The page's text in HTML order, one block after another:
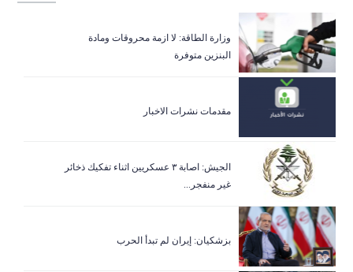
وزارة الطاقة: لا ازمة محروقات ومادة
البنزين متوفرة
مقدمات نشرات الاخبار
الجيش: اصابة ٣ عسكريين اثناء تفكيك ذخائر
غير منفجر...
بزشكيان: إيران لم تبدأ الحرب